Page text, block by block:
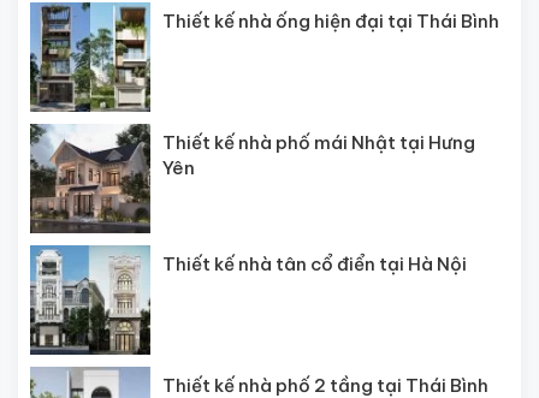
Thiết kế nhà ống hiện đại tại Thái Bình
Thiết kế nhà phố mái Nhật tại Hưng
Yên
Thiết kế nhà tân cổ điển tại Hà Nội
Thiết kế nhà phố 2 tầng tại Thái Bình